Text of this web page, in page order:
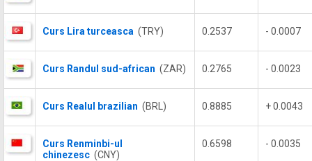
Curs Lira turceasca (TRY) 0.2537 - 0.0007
Curs Randul sud-african (ZAR) 0.2765 - 0.0023
Curs Realul brazilian (BRL) 0.8885 + 0.0043
Curs Renminbi-ul
chinezesc (CNY)
0.6598 - 0.0035